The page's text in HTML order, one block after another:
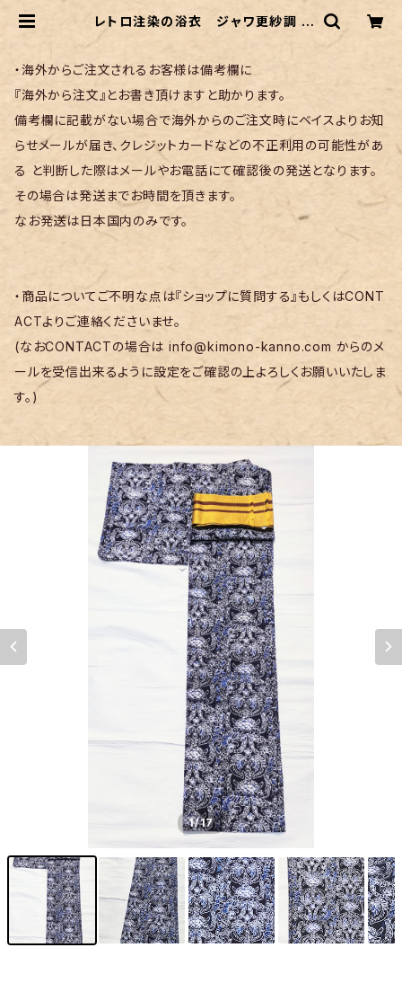
レトロ注染の浴衣 ジャワ更紗調 |
・海外からご注文されるお客様は備考欄に
『海外から注文』とお書き頂けますと助かります。
備考欄に記載がない場合で海外からのご注文時にベイスよりお知
らせメールが届き、クレジットカードなどの不正利用の可能性があ
る と判断した際はメールやお電話にて確認後の発送となります。
その場合は発送までお時間を頂きます。
なお発送は日本国内のみです。
・商品についてご不明な点は『ショップに質問する』もしくはCONT
ACTよりご連絡くださいませ。
(なおCONTACTの場合はinfo@kimono-kanno.com からのメ
ールを受信出来るように設定をご確認の上よろしくお願いいたしま
す。)
1/17